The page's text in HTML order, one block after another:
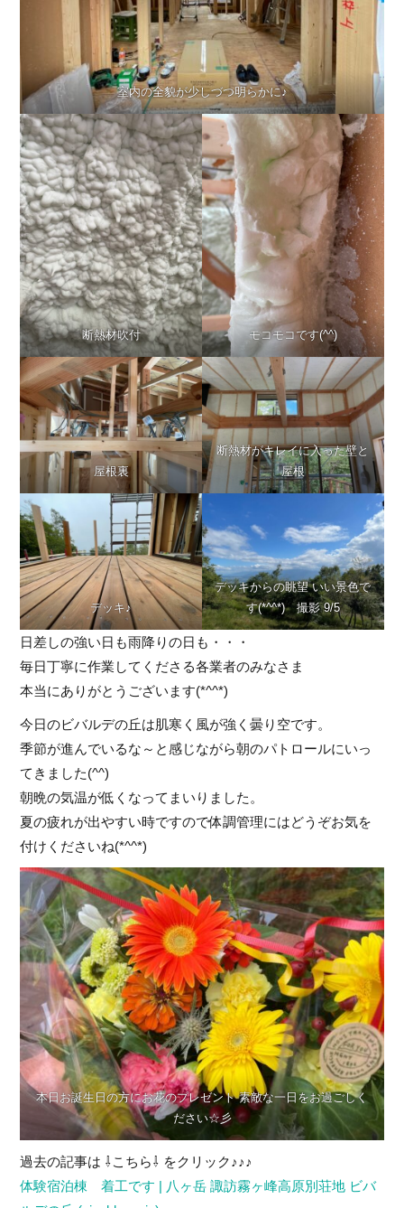
室内の全貌が少しづつ明らかに♪
断熱材吹付 モコモコです(^^)
屋根裏
断熱材がキレイに入った壁と
屋根
デッキ♪
デッキからの眺望 いい景色で
す(*^^*) 撮影 9/5
日差しの強い日も雨降りの日も・・・
毎日丁寧に作業してくださる各業者のみなさま
本当にありがとうございます(*^^*)
今日のビバルデの丘は肌寒く風が強く曇り空です。
季節が進んでいるな～と感じながら朝のパトロールにいっ
てきました(^^)
朝晩の気温が低くなってまいりました。
夏の疲れが出やすい時ですので体調管理にはどうぞお気を
付けくださいね(*^^*)
本日お誕生日の方にお花のプレゼント 素敵な一日をお過ごしく
ださい☆彡
過去の記事は ⇩こちら⇩ をクリック♪♪♪
体験宿泊棟 着工です | 八ヶ岳 諏訪霧ヶ峰高原別荘地 ビバ